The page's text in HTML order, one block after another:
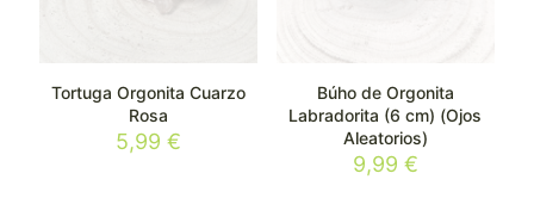
Tortuga Orgonita Cuarzo
Rosa
5,99€
Búho de Orgonita
Labradorita (6 cm) (Ojos
Aleatorios)
9,99 €